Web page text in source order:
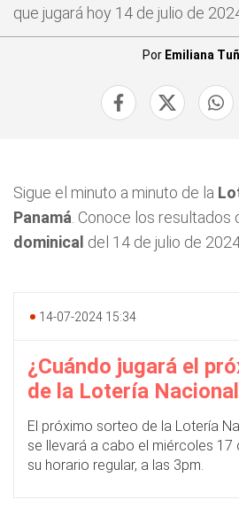
que jugará hoy 14 de julio de
Por Emiliana
Sigue el minuto a minuto de la
Panamá . Conoce los resultados
dominical del 14 de julio de
14-07-2024 15:34
¿Cuándo jugará el
de la Lotería
El próximo sorteo de la Lotería
se llevará a cabo el miércoles 17
su horario regular, a las 3pm.